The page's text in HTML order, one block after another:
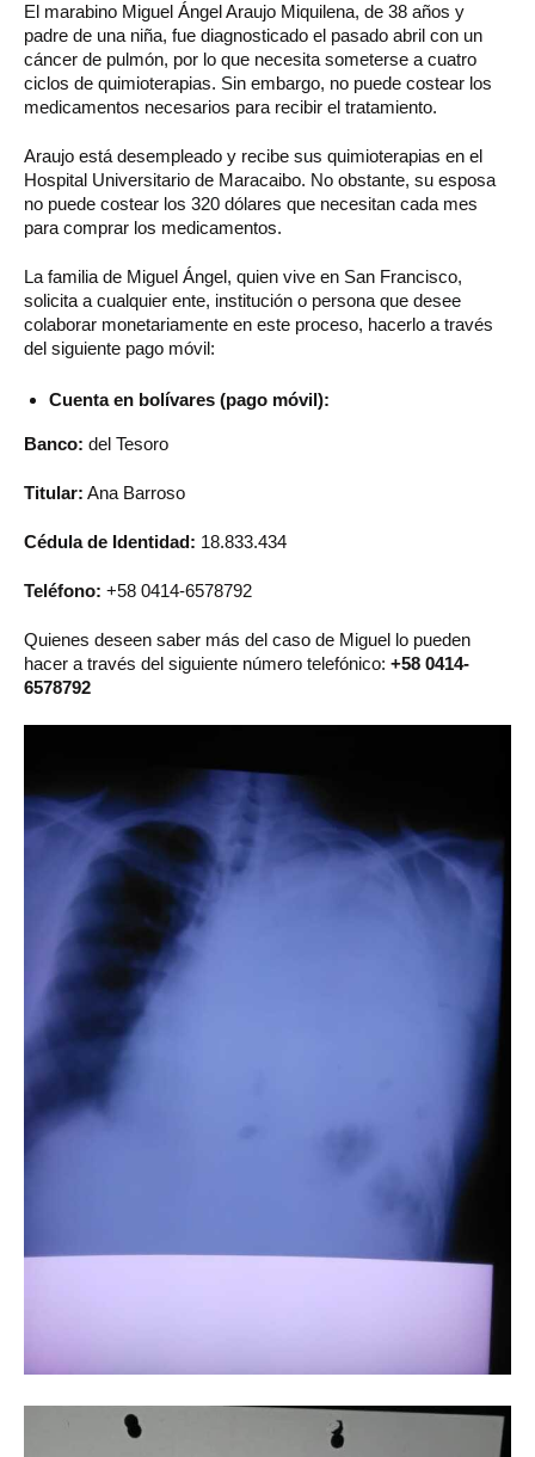
El marabino Miguel Ángel Araujo Miquilena, de 38 años y
padre de una niña, fue diagnosticado el pasado abril con un
cáncer de pulmón, por lo que necesita someterse a cuatro
ciclos de quimioterapias. Sin embargo, no puede costear los
medicamentos necesarios para recibir el tratamiento.
Araujo está desempleado y recibe sus quimioterapias en el
Hospital Universitario de Maracaibo. No obstante, su esposa
no puede costear los 320 dólares que necesitan cada mes
para comprar los medicamentos.
La familia de Miguel Ángel, quien vive en San Francisco,
solicita a cualquier ente, institución o persona que desee
colaborar monetariamente en este proceso, hacerlo a través
del siguiente pago móvil:
Cuenta en bolívares (pago móvil):
Banco: del Tesoro
Titular: Ana Barroso
Cédula de Identidad: 18.833.434
Teléfono: +58 0414-6578792
Quienes deseen saber más del caso de Miguel lo pueden
hacer a través del siguiente número telefónico: +58 0414-
6578792